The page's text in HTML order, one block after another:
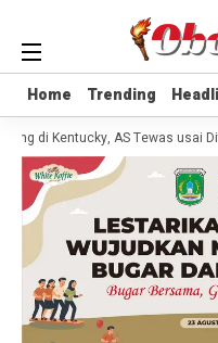
Home Trending
Home Trending
di Kentucky, AS Tewas usai